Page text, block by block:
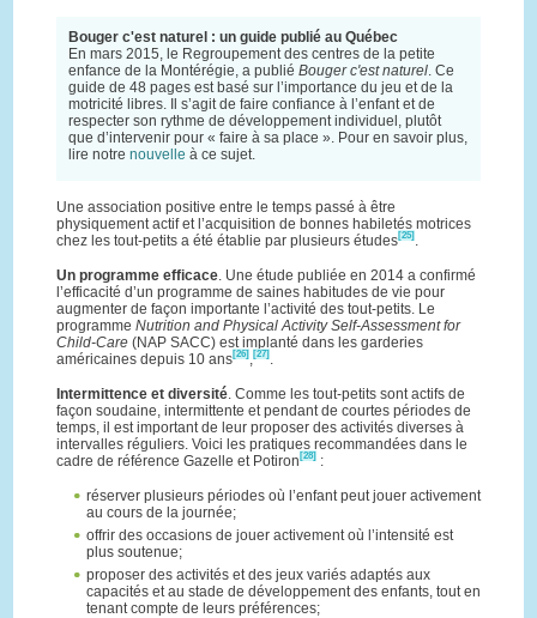
Bouger c'est naturel : un guide publié au Québec
En mars 2015, le Regroupement des centres de la petite
enfance de la Montérégie, a publié Bouger c'est naturel. Ce
guide de 48 pages est basé sur l’importance du jeu et de la
motricité libres. Il s’agit de faire confiance à l’enfant et de
respecter son rythme de développement individuel, plutôt
que d’intervenir pour « faire à sa place ». Pour en savoir plus,
lire notre nouvelle à ce sujet.
Une association positive entre le temps passé à être
physiquement actif et l’acquisition de bonnes habiletés motrices
chez les tout-petits a été établie par plusieurs études[25] .
Un programme efficace. Une étude publiée en 2014 a confirmé
l’efficacité d’un programme de saines habitudes de vie pour
augmenter de façon importante l’activité des tout-petits. Le
programme Nutrition and Physical Activity Self-Assessment for
Child-Care(NAP SACC) est implanté dans les garderies
américaines depuis 10 ans[26] ,[27] .
Intermittence et diversité. Comme les tout-petits sont actifs de
façon soudaine, intermittente et pendant de courtes périodes de
temps, il est important de leur proposer des activités diverses à
intervalles réguliers. Voici les pratiques recommandées dans le
cadre de référence Gazelle et Potiron [28] :
réserver plusieurs périodes où l’enfant peut jouer activement
au cours de la journée;
offrir des occasions de jouer activement où l’intensité est
plus soutenue;
proposer des activités et des jeux variés adaptés aux
capacités et au stade de développement des enfants, tout en
tenant compte de leurs préférences;